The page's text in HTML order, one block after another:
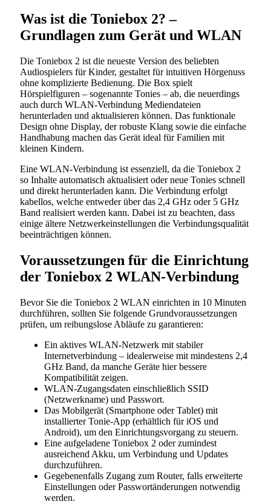
Was ist die Toniebox 2? –
Grundlagen zum Gerät und WLAN
Die Toniebox 2 ist die neueste Version des beliebten
Audiospielers für Kinder, gestaltet für intuitiven Hörgenuss
ohne komplizierte Bedienung. Die Box spielt
Hörspielfiguren – sogenannte Tonies – ab, die neuerdings
auch durch WLAN-Verbindung Mediendateien
herunterladen und aktualisieren können. Das funktionale
Design ohne Display, der robuste Klang sowie die einfache
Handhabung machen das Gerät ideal für Familien mit
kleinen Kindern.
Eine WLAN-Verbindung ist essenziell, da die Toniebox 2
so Inhalte automatisch aktualisiert oder neue Tonies schnell
und direkt herunterladen kann. Die Verbindung erfolgt
kabellos, welche entweder über das 2,4 GHz oder 5 GHz
Band realisiert werden kann. Dabei ist zu beachten, dass
einige ältere Netzwerkeinstellungen die Verbindungsqualität
beeinträchtigen können.
Voraussetzungen für die Einrichtung
der Toniebox 2 WLAN-Verbindung
Bevor Sie die Toniebox 2 WLAN einrichten in 10 Minuten
durchführen, sollten Sie folgende Grundvoraussetzungen
prüfen, um reibungslose Abläufe zu garantieren:
Ein aktives WLAN-Netzwerk mit stabiler
Internetverbindung – idealerweise mit mindestens 2,4
GHz Band, da manche Geräte hier bessere
Kompatibilität zeigen.
WLAN-Zugangsdaten einschließlich SSID
(Netzwerkname) und Passwort.
Das Mobilgerät (Smartphone oder Tablet) mit
installierter Tonie-App (erhältlich für iOS und
Android), um den Einrichtungsvorgang zu steuern.
Eine aufgeladene Toniebox 2 oder zumindest
ausreichend Akku, um Verbindung und Updates
durchzuführen.
Gegebenenfalls Zugang zum Router, falls erweiterte
Einstellungen oder Passwortänderungen notwendig
werden.